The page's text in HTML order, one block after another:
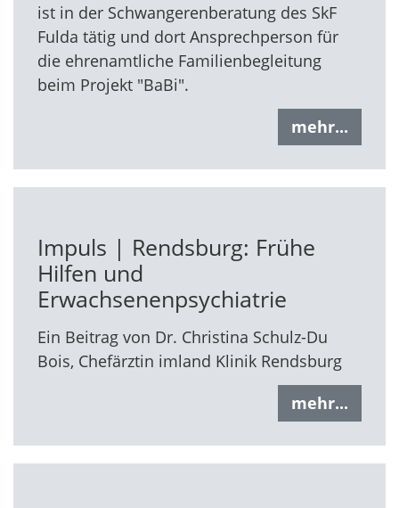
ist in der Schwangerenberatung des SkF
Fulda tätig und dort Ansprechperson für
die ehrenamtliche Familienbegleitung
beim Projekt "BaBi".
mehr...
Impuls | Rendsburg: Frühe
Hilfen und
Erwachsenenpsychiatrie
Ein Beitrag von Dr. Christina Schulz-Du
Bois, Chefärztin imland Klinik Rendsburg
mehr...